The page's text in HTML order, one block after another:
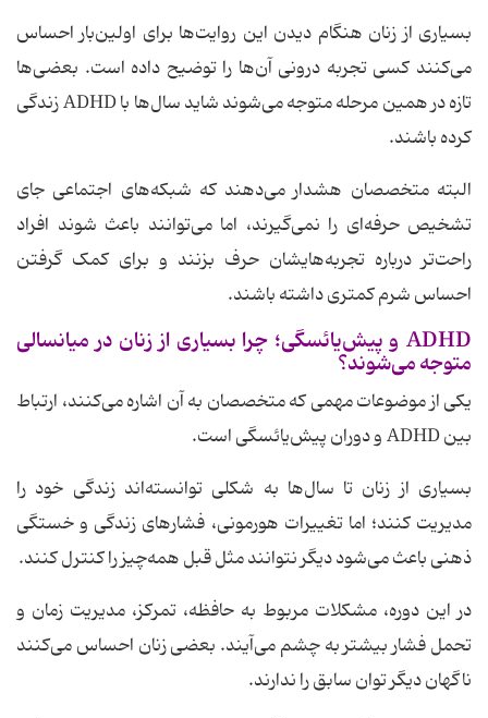
بسیاری از زنان هنگام دیدن این روایت‌ها برای اولین‌بار احساس
می‌کنند کسی تجربه درونی آن‌ها را توضیح داده است. بعضی‌ها
تازه در همین مرحله متوجه می‌شوند شاید سال‌ها با ADHD زندگی
کرده باشند.
البته متخصصان هشدار می‌دهند که شبکه‌های اجتماعی جای
تشخیص حرفه‌ای را نمی‌گیرند، اما می‌توانند باعث شوند افراد
راحت‌تر درباره تجربه‌هایشان حرف بزنند و برای کمک گرفتن
احساس شرم کمتری داشته باشند.
ADHD و پیش‌یائسگی؛ چرا بسیاری از زنان در میانسالی
متوجه می‌شوند؟
یکی از موضوعات مهمی که متخصصان به آن اشاره می‌کنند، ارتباط
بین ADHD و دوران پیش‌یائسگی است.
بسیاری از زنان تا سال‌ها به شکلی توانسته‌اند زندگی خود را
مدیریت کنند؛ اما تغییرات هورمونی، فشارهای زندگی و خستگی
ذهنی باعث می‌شود دیگر نتوانند مثل قبل همه‌چیز را کنترل کنند.
در این دوره، مشکلات مربوط به حافظه، تمرکز، مدیریت زمان و
تحمل فشار بیشتر به چشم می‌آیند. بعضی زنان احساس می‌کنند
ناگهان دیگر توان سابق را ندارند.